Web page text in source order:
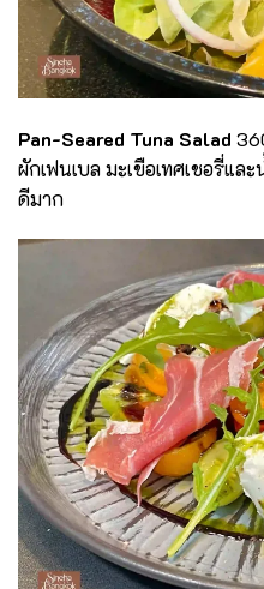
Pan-Seared Tuna Salad
ผักเฟนเบล มะเขือเทศเชอรี่แ
ดีมาก